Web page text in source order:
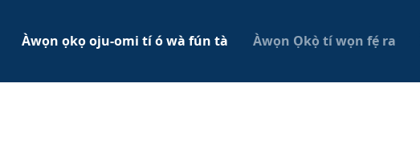
Àwọn ọkọ oju-omi tí ó wà fún tà Àwọn Ọkọ̀ tí wọn fẹ́ ra